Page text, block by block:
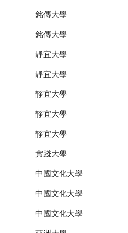
銘傳大學
銘傳大學
靜宜大學
靜宜大學
靜宜大學
靜宜大學
靜宜大學
實踐大學
中國文化大學
中國文化大學
中國文化大學